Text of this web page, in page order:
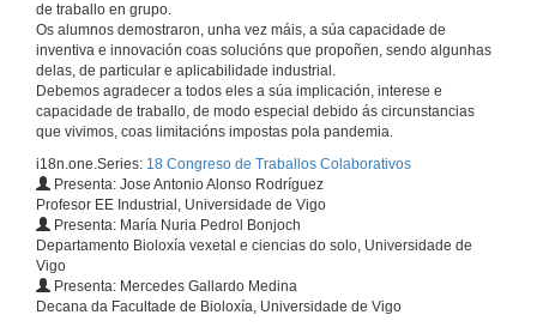
de traballo en grupo.
Os alumnos demostraron, unha vez máis, a súa capacidade de
inventiva e innovación coas solucións que propoñen, sendo algunhas
delas, de particular e aplicabilidade industrial.
Debemos agradecer a todos eles a súa implicación, interese e
capacidade de traballo, de modo especial debido ás circunstancias
que vivimos, coas limitacións impostas pola pandemia.
i18n.one.Series: 18 Congreso de Traballos Colaborativos
Presenta: Jose Antonio Alonso Rodríguez
Profesor EE Industrial, Universidade de Vigo
Presenta: María Nuria Pedrol Bonjoch
Departamento Bioloxía vexetal e ciencias do solo, Universidade de
Vigo
Presenta: Mercedes Gallardo Medina
Decana da Facultade de Bioloxía, Universidade de Vigo
Apertura segunda sesión (Miralles)
10 de maio de 2022
GreenApp